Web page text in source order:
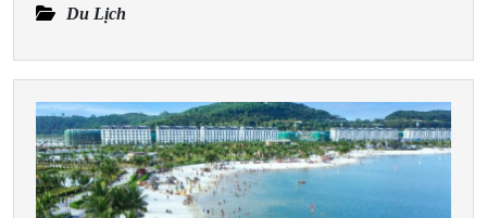
Du
Nha
Trang
3
Ngày
Du Lịch